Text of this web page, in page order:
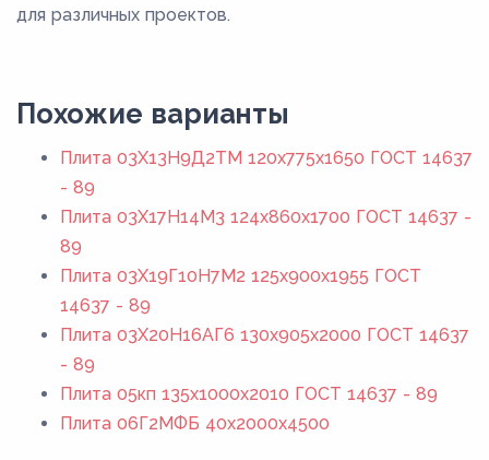
для различных проектов.
Похожие варианты
Плита 03Х13Н9Д2ТМ 120x775x1650 ГОСТ 14637
- 89
Плита 03Х17Н14М3 124x860x1700 ГОСТ 14637 -
89
Плита 03Х19Г10Н7М2 125x900x1955 ГОСТ
14637 - 89
Плита 03Х20Н16АГ6 130x905x2000 ГОСТ 14637
- 89
Плита 05кп 135x1000x2010 ГОСТ 14637 - 89
Плита 06Г2МФБ 40x2000x4500